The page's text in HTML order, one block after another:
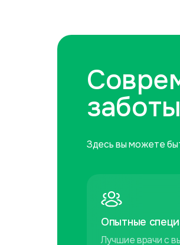
Здесь вы можете
Опытные
Лучшие врачи с